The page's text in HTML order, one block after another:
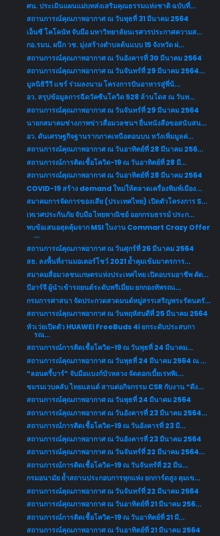
ศน. ประเมินแผนแม่บทส่งเสริมคุณธรรมแห่งชาติ ฉบับที่...
สถานการณ์คุณภาพอากาศ ณ วันพุธที่ 31 มีนาคม 2564
เอ็นซี โคโคนัท จับมือ มหาวิทยาลัยนเรศวรประกาศความส...
กอ.รมน. ผนึก วช. มุ่งสร้างตำบลต้นแบบ 15 จังหวัด ผ่...
สถานการณ์คุณภาพอากาศ ณ วันอังคารที่ 30 มีนาคม 2564
สถานการณ์คุณภาพอากาศ ณ วันจันทร์ที่ 29 มีนาคม 2564...
มูลนิธิวีวี แชร์ ร่วมลงนาม โครงการปันอาหารสู่พี่น้...
อว. สรุปข้อมูลการฉีดวัคซีนโควิด 528 ล้านโดส ณ วันท...
สถานการณ์คุณภาพอากาศ ณ วันจันทร์ที่ 29 มีนาคม 2564
นายกสมาคมช่างภาพข่าวสื่อมวลชนฯ ยื่นหนังสือขอสนับสน...
อว. ดันเศรษฐกิจฐานรากภาคเหนือตอนบน หวังเพิ่มมูลค่...
สถานการณ์คุณภาพอากาศ ณ วันอาทิตย์ที่ 28 มีนาคม 256...
สถานการณ์การติดเชื้อโควิด-19 ณ วันอาทิตย์ที่ 28 มี...
สถานการณ์คุณภาพอากาศ ณ วันอาทิตย์ที่ 28 มีนาคม 2564
COVID-19 สร้าง demand ใหม่ให้ตลาดเครื่องพิมพ์เมือง...
สมาคมการจัดการของเสีย (ประเทศไทย) เปิดตัวโครงการ S...
เทเวศประกันภัย จับมือ ไทยพาณิชย์ ออกกรมธรรม์ ประก...
พบข้อเสนอสุดคุ้มจาก MSI ในงาน Commart Crazy Offer
...
สถานการณ์คุณภาพอากาศ ณ วันศุกร์ที่ 26 มีนาคม 2564
สธ. ลงพื้นที่งานมอเตอร์โชว์ 2021 ย้ำคุมเข้มมาตรการ...
สมาคมสื่อมวลชนเกษตรแห่งประเทศไทย เปิดอบรมอาชีพ คัด...
บีอาร์จี ผู้นำเข้ารถยนต์ระดับพรีเมี่ยม ยกกองทัพรถแ...
กรมการศาสนา จัดประกวดสวดมนต์หมู่สรรเสริญพระรัตนตรั...
สถานการณ์คุณภาพอากาศ ณ วันพฤหัสบดีที่ 25 มีนาคม 2564
หัวเว่ยเปิดตัว HUAWEI FreeBuds 4i ยกระดับประสบกา
รณ...
สถานการณ์การติดเชื้อโควิด-19 ณ วันพุธที่ 24 มีนาคม...
สถานการณ์คุณภาพอากาศ ณ วันพุธที่ 24 มีนาคม 2564 ณ ...
“ลอนดรี้บาร์” จับมือแบงก์บัวหลวง จัดดอกเบี้ยเรทพิเ...
ชมรมเวบคลับ ไทยแลนด์ สานต่อกิจกรรม CSR กับงาน “ดีง...
สถานการณ์คุณภาพอากาศ ณ วันพุธที่ 24 มีนาคม 2564
สถานการณ์คุณภาพอากาศ ณ วันอังคารที่ 23 มีนาคม 2564...
สถานการณ์การติดเชื้อโควิด-19 ณ วันอังคารที่ 23 มี...
สถานการณ์คุณภาพอากาศ ณ วันอังคารที่ 23 มีนาคม 2564
สถานการณ์คุณภาพอากาศ ณ วันจันทร์ที่ 22 มีนาคม 2564...
สถานการณ์การติดเชื้อโควิด-19 ณ วันจันทร์ที่ 22 มีน...
กรมอนามัย ย้ำสถานประกอบการทุกแห่ง ยกการ์ดสูง คุมเข...
สถานการณ์คุณภาพอากาศ ณ วันจันทร์ที่ 22 มีนาคม 2564
สถานการณ์คุณภาพอากาศ ณ วันอาทิตย์ที่ 21 มีนาคม 256...
สถานการณ์การติดเชื้อโควิด-19 ณ วันอาทิตย์ที่ 21 มี...
สถานการณ์คุณภาพอากาศ ณ วันอาทิตย์ที่ 21 มีนาคม 2564